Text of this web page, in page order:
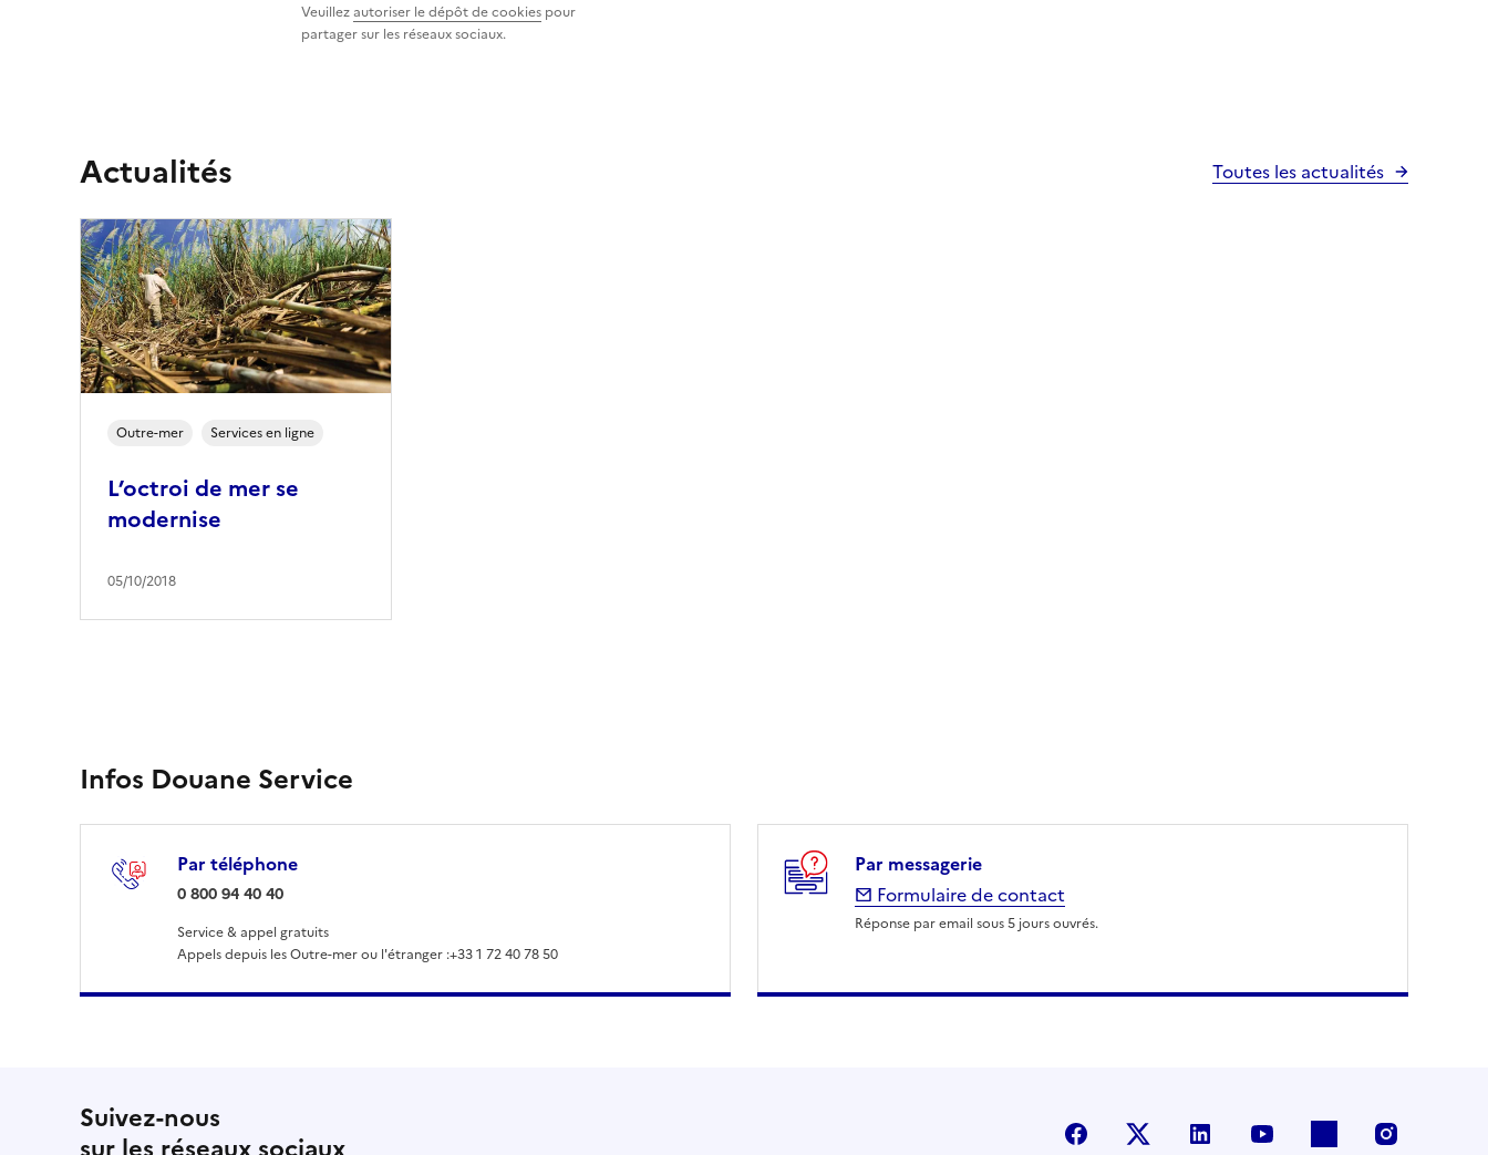
Veuillezautoriser le dépôt de cookies pour
partager sur les réseaux sociaux.
Actualités Toutes les actualités
Outre-mer Services en ligne
05/10/2018
L’octroi de mer se
modernise
Infos Douane Service
Par téléphone
: 0 800 94 40 40
0 800 94 40 40
Service & appel gratuits
Appels depuis les Outre-mer ou l'étranger :+33 1 72 40 78 50
Par messagerie
Formulaire de contact
Réponse par email sous 5 jours ouvrés.
Suivez-nous
FacebookX (anciennement Twitter)
LinkedIn Flickr